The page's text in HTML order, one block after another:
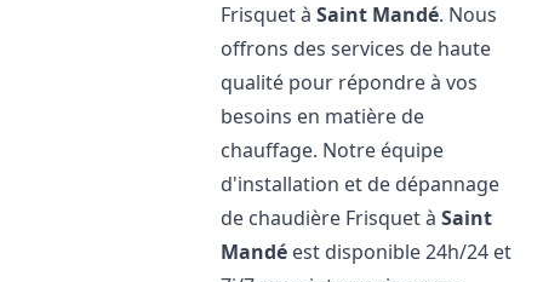
Frisquet àSaint Mandé. Nous
offrons des services de haute
qualité pour répondre à vos
besoins en matière de
chauffage. Notre équipe
d'installation et de dépannage
de chaudière Frisquet àSaint
Mandé est disponible 24h/24 et